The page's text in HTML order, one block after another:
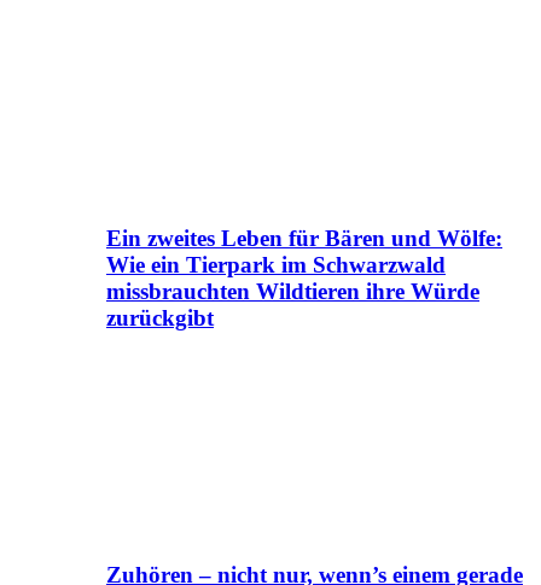
Ein zweites Leben für Bären und Wölfe:
Wie ein Tierpark im Schwarzwald
missbrauchten Wildtieren ihre Würde
zurückgibt
Zuhören – nicht nur, wenn’s einem gerade